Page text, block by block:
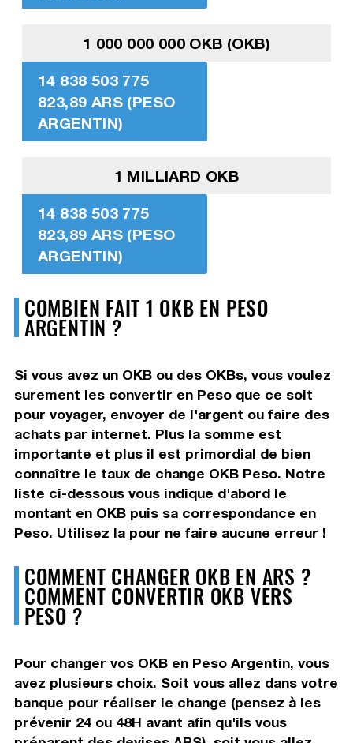
1 000 000 000 OKB (OKB)
14 838 503 775
823,89 ARS (PESO
ARGENTIN)
1 MILLIARD OKB
14 838 503 775
823,89 ARS (PESO
ARGENTIN)
COMBIEN FAIT 1 OKB EN PESO
ARGENTIN ?
Si vous avez un OKB ou des OKBs, vous voulez
surement les convertir en Peso que ce soit
pour voyager, envoyer de l'argent ou faire des
achats par internet. Plus la somme est
importante et plus il est primordial de bien
connaître le taux de change OKB Peso. Notre
liste ci-dessous vous indique d'abord le
montant en OKB puis sa correspondance en
Peso. Utilisez la pour ne faire aucune erreur !
COMMENT CHANGER OKB EN ARS ?
COMMENT CONVERTIR OKB VERS
PESO ?
Pour changer vos OKB en Peso Argentin, vous
avez plusieurs choix. Soit vous allez dans votre
banque pour réaliser le change (pensez à les
prévenir 24 ou 48H avant afin qu'ils vous